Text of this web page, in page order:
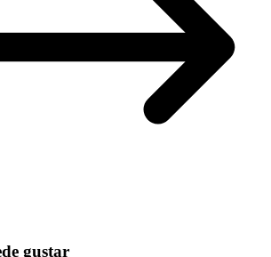
gustar